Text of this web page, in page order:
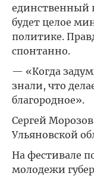
единственный
будет целое
политике.
спонтанно.
— «Когда
знали, что
благородное».
Сергей
Ульяновской
На фестивале
молодежи